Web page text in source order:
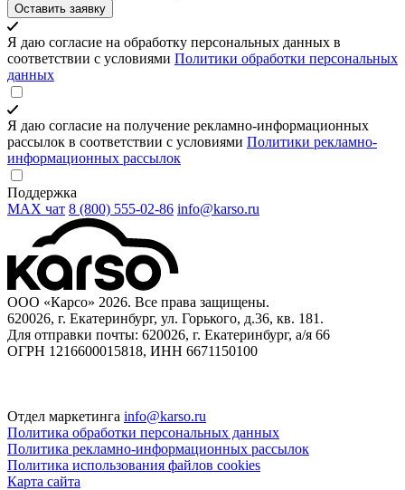
Оставить заявку
Я даю согласие на обработку персональных данных в
соответствии с условиями Политики обработки персональных
данных
Я даю согласие на получение рекламно-информационных
рассылок в соответствии с условиями Политики рекламно-
информационных рассылок
Поддержка
MAX чат 8 (800) 555‑02‑86 info@karso.ru
ООО «Карсо» 2026. Все права защищены.
620026, г. Екатеринбург, ул. Горького, д.36, кв. 181.
Для отправки почты: 620026, г. Екатеринбург, а/я 66
ОГРН 1216600015818, ИНН 6671150100
Отдел маркетинга info@karso.ru
Политика обработки персональных данных
Политика рекламно-информационных рассылок
Политика использования файлов cookies
Карта сайта